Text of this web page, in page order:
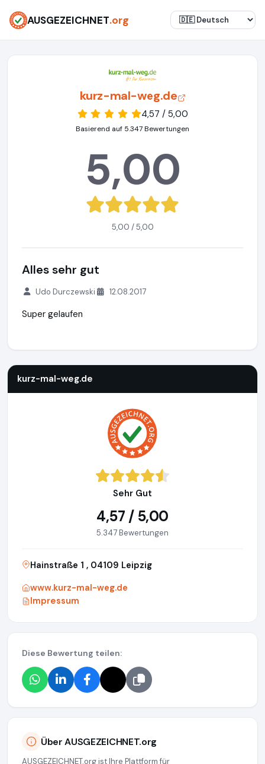
AUSGEZEICHNET.org
kurz-mal-weg.de
4,57 / 5,00
Basierend auf 5.347 Bewertungen
5,00
5,00 / 5,00
Alles sehr gut
Udo Durczewski 12.08.2017
Super gelaufen
kurz-mal-weg.de
Sehr Gut
4,57 / 5,00
5.347 Bewertungen
Hainstraße 1 , 04109 Leipzig
www.kurz-mal-weg.de
Impressum
Diese Bewertung teilen:
Über AUSGEZEICHNET.org
AUSGEZEICHNET.org ist Ihre Plattform für